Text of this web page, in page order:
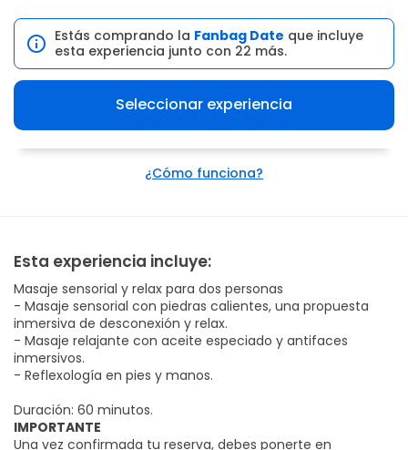
Estás comprando la Fanbag Date que incluye
esta experiencia junto con 22 más.
Seleccionar experiencia
¿Cómo funciona?
Esta experiencia incluye:
Masaje sensorial y relax para dos personas
- Masaje sensorial con piedras calientes, una propuesta
inmersiva de desconexión y relax.
- Masaje relajante con aceite especiado y antifaces
inmersivos.
- Reflexología en pies y manos.
Duración: 60 minutos.
IMPORTANTE
Una vez confirmada tu reserva, debes ponerte en